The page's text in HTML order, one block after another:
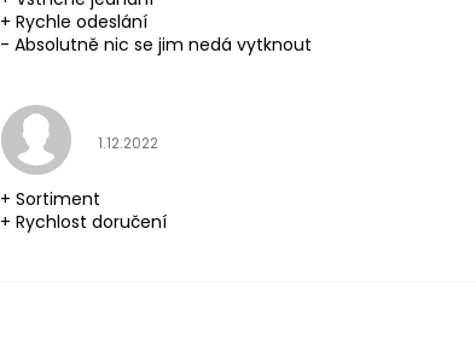
+ Rychle odeslání
- Absolutně nic se jim nedá vytknout
Hodnocení obchodu je 5 z 5 hvězdiček.
1.12.2022
+ Sortiment
+ Rychlost doručení